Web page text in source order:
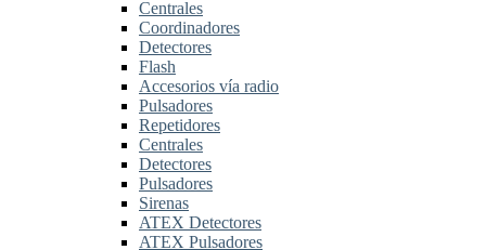
Centrales
Coordinadores
Detectores
Flash
Accesorios vía radio
Pulsadores
Repetidores
Centrales
Detectores
Pulsadores
Sirenas
ATEX Detectores
ATEX Pulsadores